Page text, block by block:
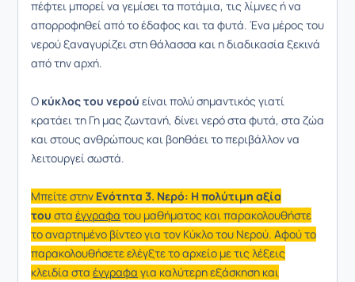
πέφτει μπορεί να γεμίσει τα ποτάμια, τις λίμνες ή να
απορροφηθεί από το έδαφος και τα φυτά. Ένα μέρος του
νερού ξαναγυρίζει στη θάλασσα και η διαδικασία ξεκινά
από την αρχή.
Ο κύκλος του νερού είναι πολύ σημαντικός γιατί
κρατάει τη Γη μας ζωντανή, δίνει νερό στα φυτά, στα ζώα
και στους ανθρώπους και βοηθάει το περιβάλλον να
λειτουργεί σωστά.
Μπείτε στην Ενότητα 3. Νερό: Η πολύτιμη αξία
του στα έγγραφα του μαθήματος και παρακολουθήστε
το αναρτημένο βίντεο για τον Κύκλο του Νερού. Αφού το
παρακολουθήσετε ελέγξτε το αρχείο με τις λέξεις
κλειδία στα έγγραφα για καλύτερη εξάσκηση και